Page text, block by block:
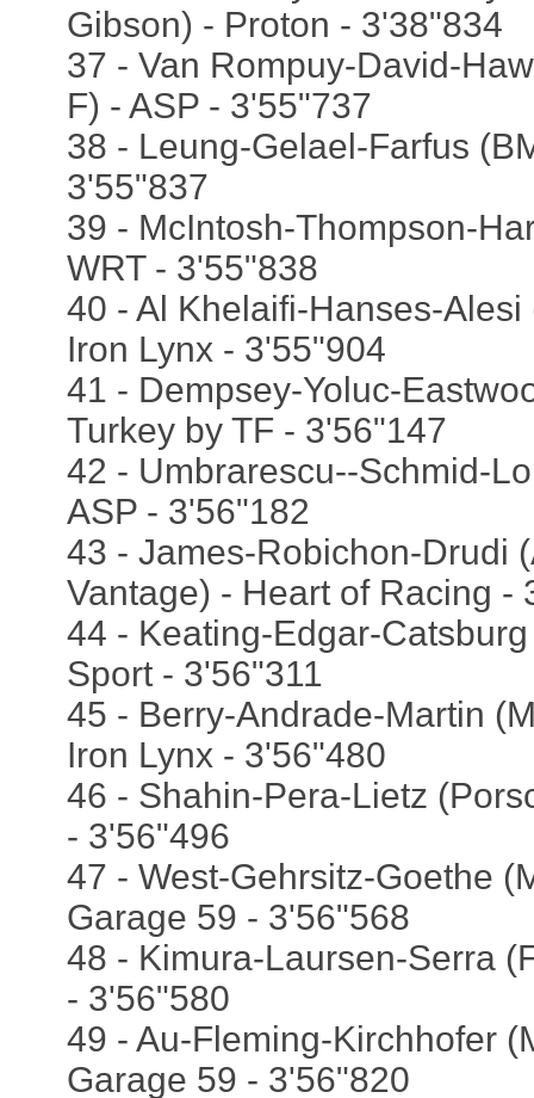
Gibson) - Proton - 3'38"834
37 - Van Rompuy-David-
F) - ASP - 3'55"737
38 - Leung-Gelael-Farfus
3'55"837
39 - McIntosh-Thompson-
WRT - 3'55"838
40 - Al Khelaifi-Hanses-Alesi
Iron Lynx - 3'55"904
41 - Dempsey-Yoluc-
Turkey by TF - 3'56"147
42 - Umbrarescu--Schmid-
ASP - 3'56"182
43 - James-Robichon-Drudi
Vantage) - Heart of Racing -
44 - Keating-Edgar-
Sport - 3'56"311
45 - Berry-Andrade-Martin
Iron Lynx - 3'56"480
46 - Shahin-Pera-Lietz
- 3'56"496
47 - West-Gehrsitz-Goethe
Garage 59 - 3'56"568
48 - Kimura-Laursen-Serra
- 3'56"580
49 - Au-Fleming-Kirchhofer
Garage 59 - 3'56"820